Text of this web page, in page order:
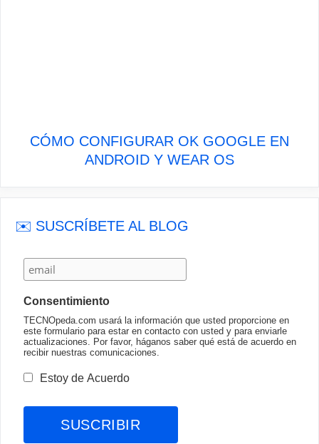
CÓMO CONFIGURAR OK GOOGLE EN
ANDROID Y WEAR OS
✉️ SUSCRÍBETE AL BLOG
Consentimiento
TECNOpeda.com usará la información que usted proporcione en
este formulario para estar en contacto con usted y para enviarle
actualizaciones. Por favor, háganos saber qué está de acuerdo en
recibir nuestras comunicaciones.
Estoy de Acuerdo